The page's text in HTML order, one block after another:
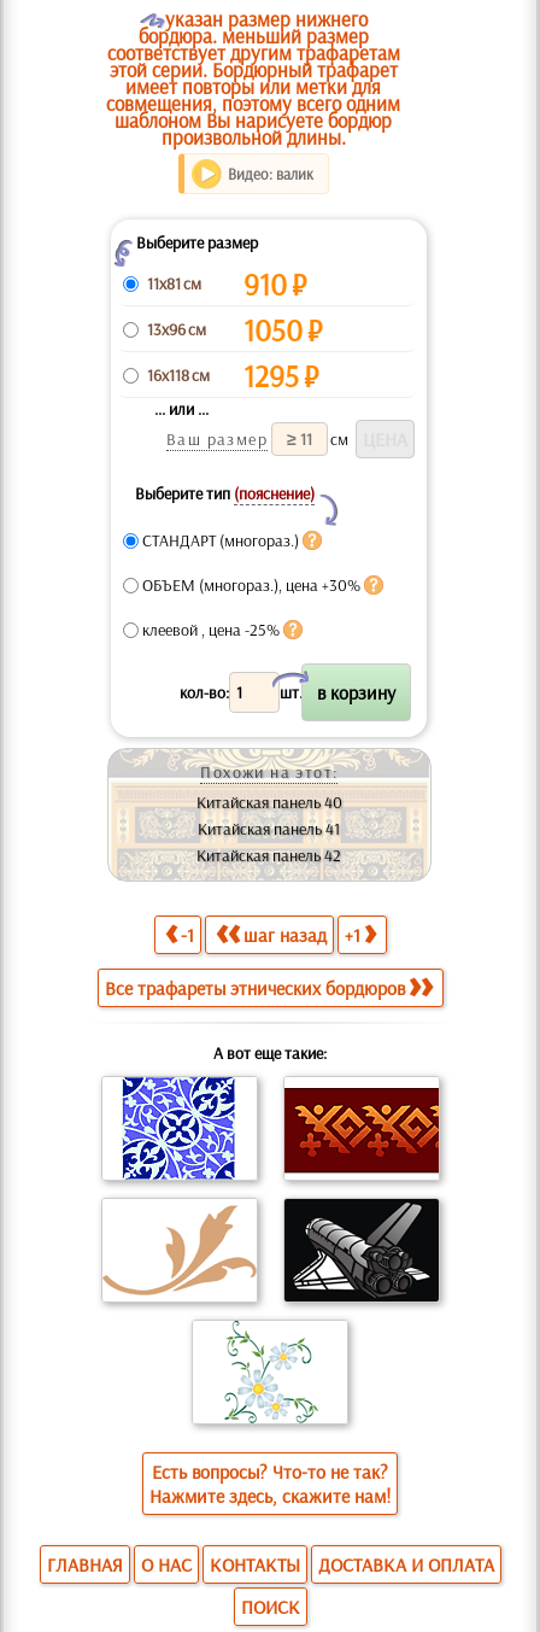
Oуказан размер нижнего
бордюра. меньший размер
соответствует другим трафаретам
этой серии. Бордюрный трафарет
имеет повторы или метки для
совмещения, поэтому всего одним
шаблоном Вы нарисуете бордюр
произвольной длины.
Видео: валик
ZВыберите размер
11x81 см
910₽
13x96 см 1050₽
16x118 см 1295₽
... или ...
Ваш размер
см
Выберите тип (пояснение)
Y
СТАНДАРТ (многораз.)
ОБЪЕМ (многораз.), цена +30%
клеевой , цена -25%
кол-во: шт.
X
Похожи на этот:
Китайская панель 40
Китайская панель 41
Китайская панель 42
-1 шаг назад +1
Все трафареты этнических бордюров
А вот еще такие:
Есть вопросы? Что-то не так?
Нажмите здесь, скажите нам!
ГЛАВНАЯ О НАС КОНТАКТЫ
ДОСТАВКА И ОПЛАТА
ПОИСК